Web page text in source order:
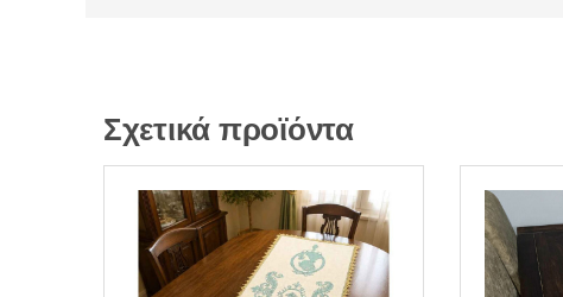
Σχετικά προϊόντα